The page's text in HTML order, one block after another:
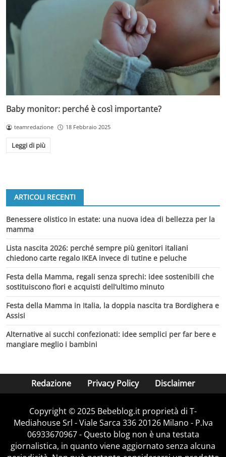
Baby monitor: perché è così importante?
teamredazione 18 Febbraio 2025
Leggi di più
ARTICOLI RECENTI
Benessere olistico in estate: una nuova idea di bellezza per la
mamma
Lista nascita 2026: perché sempre più genitori italiani
chiedono carte regalo IKEA invece di tutine e peluche
Festa della Mamma, regali senza sprechi: idee sostenibili che
sostituiscono fiori e acquisti dell’ultimo minuto
Festa della Mamma in Italia, la doppia nascita tra Bordighera e
Assisi
Alternative ai succhi confezionati: idee semplici per far bere e
mangiare meglio i bambini
Redazione Privacy Policy Disclaimer
Copyright © 2025 Bebeblog.it proprietà di T-
Mediahouse Srl - Viale Sarca 336 20126 Milano - P.Iva
06933670967 - Questo blog non è una testata
giornalistica, in quanto viene aggiornato senza alcuna